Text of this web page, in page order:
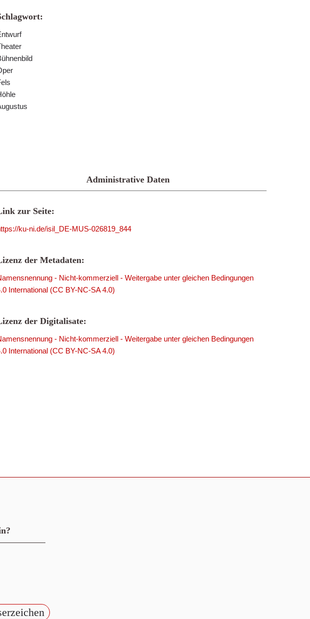
Administrative Daten
zur Seite:
ku-ni.de/isil_DE-MUS-026819_844
der Metadaten:
- Nicht-kommerziell - Weitergabe unter gleichen Bedingungen
International (CC BY-NC-SA 4.0)
der Digitalisate:
- Nicht-kommerziell - Weitergabe unter gleichen Bedingungen
International (CC BY-NC-SA 4.0)